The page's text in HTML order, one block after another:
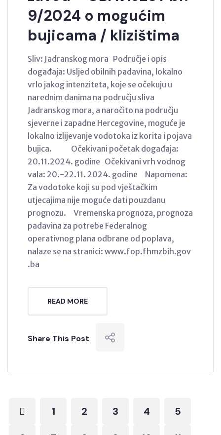
9/2024 o mogućim
bujicama / klizištima
Sliv: Jadranskog mora Područje i opis
događaja: Usljed obilnih padavina, lokalno
vrlo jakog intenziteta, koje se očekuju u
narednim danima na području sliva
Jadranskog mora, a naročito na području
sjeverne i zapadne Hercegovine, moguće je
lokalno izlijevanje vodotoka iz korita i pojava
bujica. Očekivani početak događaja:
20.11.2024. godine Očekivani vrh vodnog
vala: 20.-22.11. 2024. godine Napomena:
Za vodotoke koji su pod vještačkim
utjecajima nije moguće dati pouzdanu
prognozu. Vremenska prognoza, prognoza
padavina za potrebe Federalnog
operativnog plana odbrane od poplava,
nalaze se na stranici: www.fop.fhmzbih.gov
.ba
READ MORE
Share This Post
1 2 3 4 5